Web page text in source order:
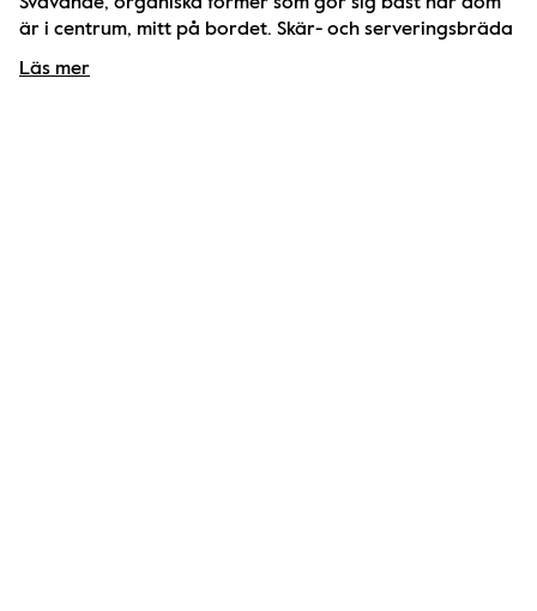
är i centrum, mitt på bordet. Skär- och serveringsbräda
certifierad akacia blir den en vacker bas för ostar,
Läs mer